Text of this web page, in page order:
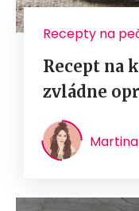
Recepty na
Recept na
zvládne